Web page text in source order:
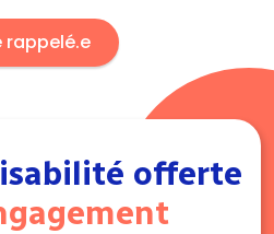
rappelé.e
offerte